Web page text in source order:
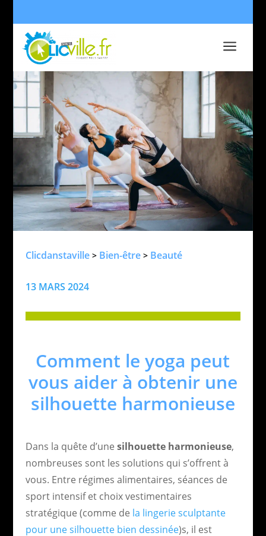
a
Clicdanstaville> Bien-être> Beauté
13 MARS 2024
Comment le yoga peut
vous aider à obtenir une
silhouette harmonieuse
Dans la quête d’une silhouette harmonieuse,
nombreuses sont les solutions qui s’offrent à
vous. Entre régimes alimentaires, séances de
sport intensif et choix vestimentaires
stratégique (comme de la lingerie sculptante
pour une silhouette bien dessinée)s, il est